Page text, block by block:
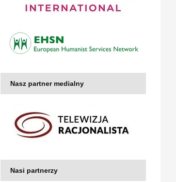
Nasz partner medialny
Nasi partnerzy